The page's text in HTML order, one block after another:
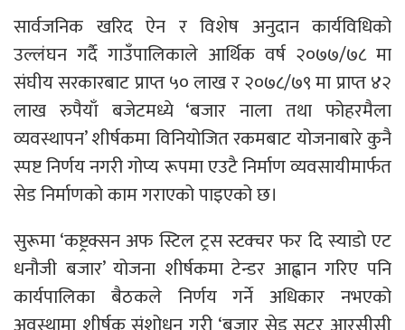
सार्वजनिक खरिद ऐन र विशेष अनुदान कार्यविधिको
उल्लंघन गर्दै गाउँपालिकाले आर्थिक वर्ष २०७७/७८ मा
संघीय सरकारबाट प्राप्त ५० लाख र २०७८/७९ मा प्राप्त ४२
लाख रुपैयाँ बजेटमध्ये ‘बजार नाला तथा फोहरमैला
व्यवस्थापन’ शीर्षकमा विनियोजित रकमबाट योजनाबारे कुनै
स्पष्ट निर्णय नगरी गोप्य रूपमा एउटै निर्माण व्यवसायीमार्फत
सेड निर्माणको काम गराएको पाइएको छ।
सुरूमा ‘कष्ट्रक्सन अफ स्टिल ट्रस स्टक्चर फर दि स्याडाे एट
धनौजी बजार’ योजना शीर्षकमा टेन्डर आह्वान गरिए पनि
कार्यपालिका बैठकले निर्णय गर्ने अधिकार नभएको